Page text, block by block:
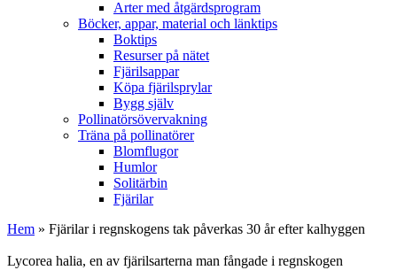
Arter med åtgärdsprogram
Böcker, appar, material och länktips
Boktips
Resurser på nätet
Fjärilsappar
Köpa fjärilsprylar
Bygg själv
Pollinatörsövervakning
Träna på pollinatörer
Blomflugor
Humlor
Solitärbin
Fjärilar
Hem » Fjärilar i regnskogens tak påverkas 30 år efter kalhyggen
Lycorea halia, en av fjärilsarterna man fångade i regnskogen